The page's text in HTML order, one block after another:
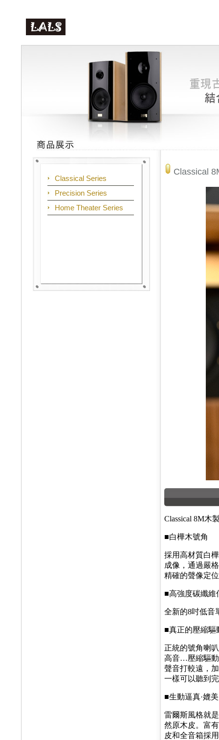
Classical Series
Precision Series
Home Theater Series
Classical
Classical 8M木
■白樺木號角
採用高材質白
成像，通過嚴
精確的聲像定
■高強度碳纖維
全新的8吋低音
■真正的壓縮驅
正統的號角喇
高音…壓縮驅動
聲音打較遠，
一樣可以聽到
■生動逼真·媲
雷爾斯風格就
然原木皮。富
皮和全音箱採